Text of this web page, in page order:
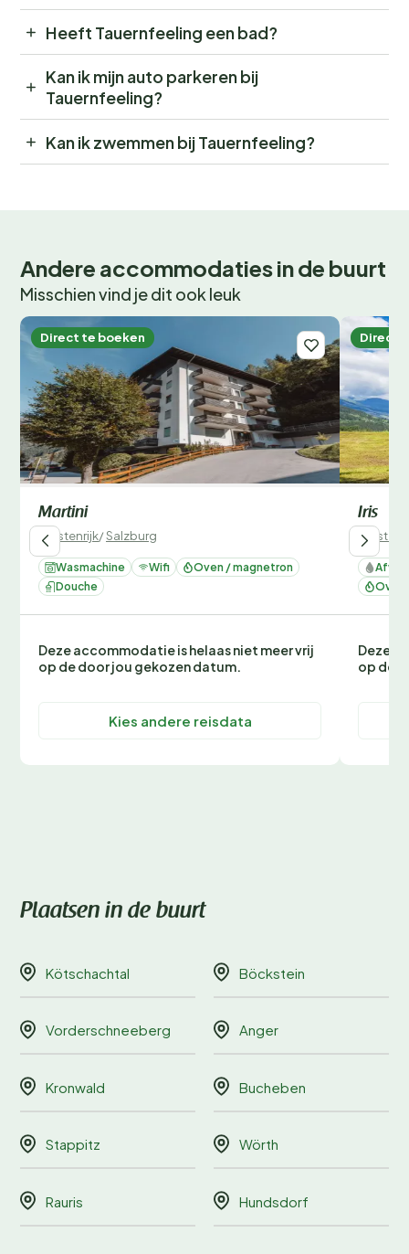
Heeft Tauernfeeling een bad?
Kan ik mijn auto parkeren bij
Tauernfeeling?
Kan ik zwemmen bij Tauernfeeling?
Andere accommodaties in de buurt
Misschien vind je dit ook leuk
Direct te boeken
Martini
Oostenrijk/Salzburg
Wasmachine Wifi
Oven / magnetron
Douche
Deze accommodatie is helaas niet meer vrij
op de door jou gekozen datum.
Kies andere reisdata
Direct
Iris
Oven
Deze
op de
Plaatsen in de buurt
Kötschachtal Böckstein
Vorderschneeberg Anger
Kronwald Bucheben
Stappitz Wörth
Rauris Hundsdorf